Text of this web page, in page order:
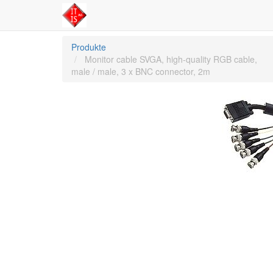
Produkte
Monitor cable SVGA, high-quality RGB cable,
male / male, 3 x BNC connector, 2m